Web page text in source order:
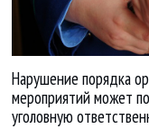
Нарушение порядка
мероприятий может
уголовную